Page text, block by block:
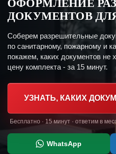
ДОКУМЕНТОВ
Соберем разрешительные
по санитарному, пожарному и
покажем, каких документов не
цену комплекта - за 15 минут.
УЗНАТЬ, КАКИХ
Бесплатно · 15 минут · ответим в
WhatsApp